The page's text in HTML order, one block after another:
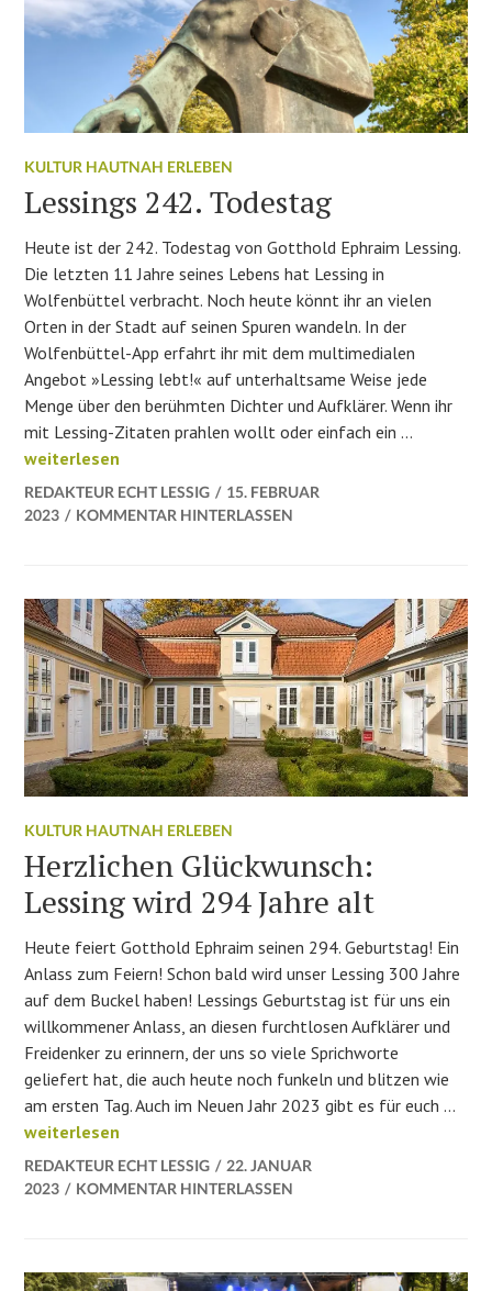
KULTUR HAUTNAH ERLEBEN
Lessings 242. Todestag
Heute ist der 242. Todestag von Gotthold Ephraim Lessing.
Die letzten 11 Jahre seines Lebens hat Lessing in
Wolfenbüttel verbracht. Noch heute könnt ihr an vielen
Orten in der Stadt auf seinen Spuren wandeln. In der
Wolfenbüttel-App erfahrt ihr mit dem multimedialen
Angebot »Lessing lebt!« auf unterhaltsame Weise jede
Menge über den berühmten Dichter und Aufklärer. Wenn ihr
mit Lessing-Zitaten prahlen wollt oder einfach ein …
Lessings 242. Todestag
weiterlesen
REDAKTEUR ECHT LESSIG
15. FEBRUAR
2023
KOMMENTAR HINTERLASSEN
KULTUR HAUTNAH ERLEBEN
Herzlichen Glückwunsch:
Lessing wird 294 Jahre alt
Heute feiert Gotthold Ephraim seinen 294. Geburtstag! Ein
Anlass zum Feiern! Schon bald wird unser Lessing 300 Jahre
auf dem Buckel haben! Lessings Geburtstag ist für uns ein
willkommener Anlass, an diesen furchtlosen Aufklärer und
Freidenker zu erinnern, der uns so viele Sprichworte
geliefert hat, die auch heute noch funkeln und blitzen wie
am ersten Tag. Auch im Neuen Jahr 2023 gibt es für euch …
Herzlichen Glückwunsch: Lessing wird 294 Jahre alt
weiterlesen
REDAKTEUR ECHT LESSIG
22. JANUAR
2023
KOMMENTAR HINTERLASSEN